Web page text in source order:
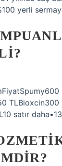
yerli
TLBioxcin300
satır